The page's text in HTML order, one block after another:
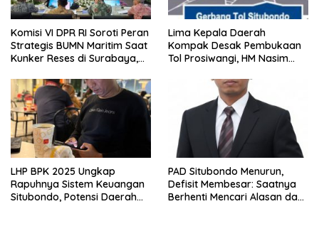
Komisi VI DPR RI Soroti Peran
Strategis BUMN Maritim Saat
Kunker Reses di Surabaya,
Lima Kepala Daerah
Kompak Desak Pembukaan
Tol Prosiwangi, HM Nasim
Pemerintah Pusat
LHP BPK 2025 Ungkap
Rapuhnya Sistem Keuangan
Situbondo, Potensi Daerah
PAD Situbondo Menurun,
Defisit Membesar: Saatnya
Berhenti Mencari Alasan dan